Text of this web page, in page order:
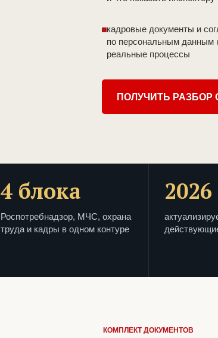
кадровые документы и
по персональным данным
реальные процессы
ПОЛУЧИТЬ РАЗБОР
4 блока
Роспотребнадзор, МЧС, охрана
труда и кадры в одном контуре
2026
КОМПЛЕКТ ДОКУМЕНТОВ